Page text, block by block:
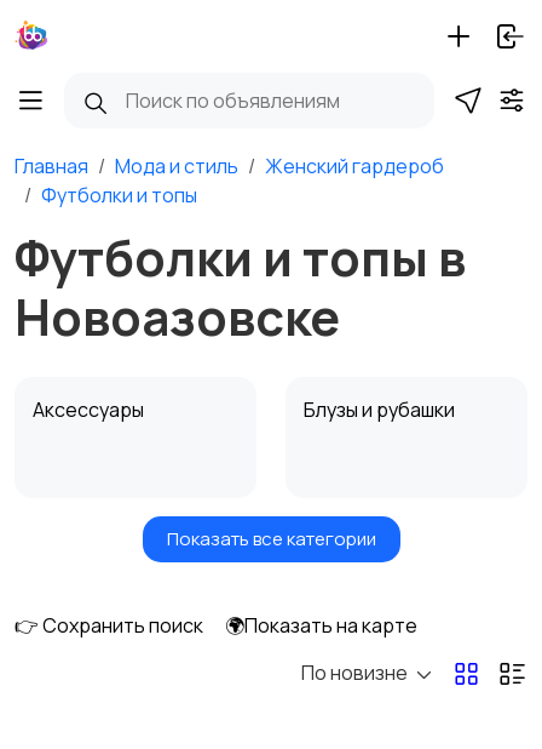
Главная Мода и стиль
Женский гардероб
Футболки и топы
Футболки и топы в
Новоазовске
Аксессуары Блузы и рубашки
Будущим мамам Верхняя одежда
Домашняя одежда
Показать все категории
👉 Сохранить поиск
🌍Показать на карте
По новизне